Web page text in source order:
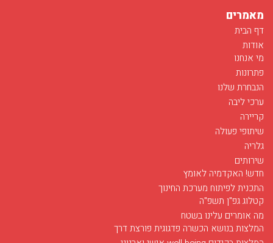
מאמרים
דף הבית
אודות
מי אנחנו
פתרונות
הנבחרת שלנו
ערכי ליבה
קריירה
שיתופי פעולה
גלריה
שירותים
חדש! האקדמיה לאומץ
התכנית לפיתוח מערכת החינוך
קטלוג גפ"ן תשפ"ה
מה אומרים עלינו בשטח
המלצות בנושא הכשרה פדגוגית פורצת דרך